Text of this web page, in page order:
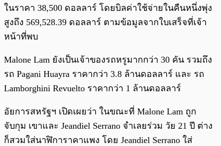
ในราคา 38,500 ดอลลาร์ โดยบิลค่าใช้จ่ายในคืนหนึ่งพุ่ง
สูงถึง 569,528.39 ดอลลาร์ ตามข้อมูลจากใบเสร็จที่เจ้า
หน้าที่พบ
Malone Lam ยังเป็นเจ้าของรถหรูมากกว่า 30 คัน รวมถึง
รถ Pagani Huayra ราคากว่า 3.8 ล้านดอลลาร์ และ รถ
Lamborghini Revuelto ราคากว่า 1 ล้านดอลลาร์
อัยการสหรัฐฯ เปิดเผยว่า ในขณะที่ Malone Lam ถูก
จับกุม เขาและ Jeandiel Serrano จำเลยร่วม วัย 21 ปี ต่าง
ก็สวมใส่นาฬิการาคาแพง โดย Jeandiel Serrano ใส่